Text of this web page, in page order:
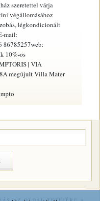
szeretettel várja
végállomásához
légkondicionált
mail:
86785257web:
10%-os
| VIA
megújult Villa Mater
az oldal tetejére »